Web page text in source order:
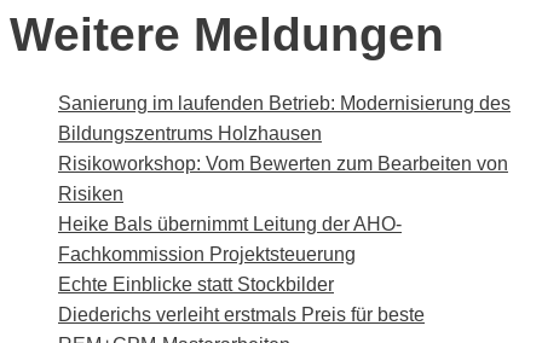
Weitere Meldungen
Sanierung im laufenden Betrieb: Modernisierung des
Bildungszentrums Holzhausen
Risikoworkshop: Vom Bewerten zum Bearbeiten von
Risiken
Heike Bals übernimmt Leitung der AHO-
Fachkommission Projektsteuerung
Echte Einblicke statt Stockbilder
Diederichs verleiht erstmals Preis für beste